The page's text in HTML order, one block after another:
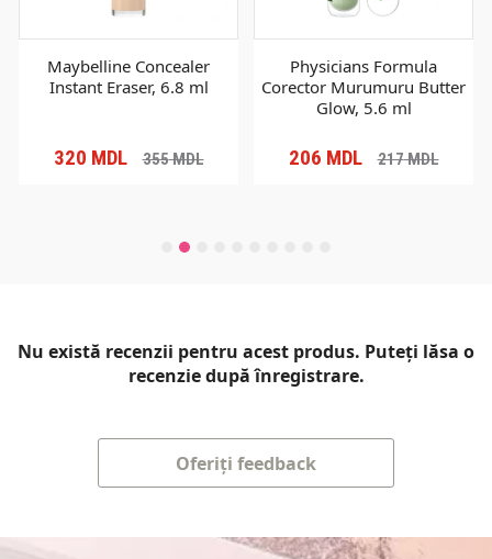
Maybelline Concealer
Instant Eraser, 6.8 ml
320 MDL 355MDL
Physicians Formula
Corector Murumuru Butter
Glow, 5.6 ml
206 MDL 217MDL
Nu există recenzii pentru acest produs. Puteți lăsa o
recenzie după înregistrare.
Oferiți feedback